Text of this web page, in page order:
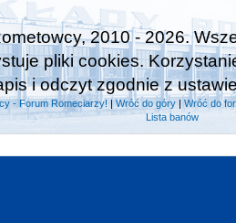
2010 - 2026.
pliki cookies.
i odczyt zgodnie z
- Forum Romeciarzy! |Wróć do góry| Wróć do
Lista banów